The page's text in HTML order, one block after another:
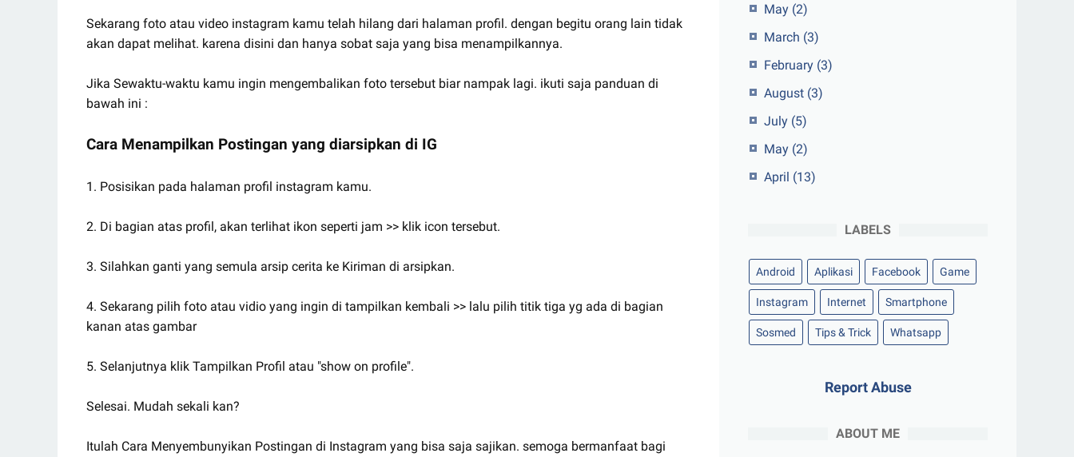
Sekarang foto atau video instagram kamu telah hilang dari halaman profil. dengan begitu orang lain tidak
akan dapat melihat. karena disini dan hanya sobat saja yang bisa menampilkannya.
Jika Sewaktu-waktu kamu ingin mengembalikan foto tersebut biar nampak lagi. ikuti saja panduan di
bawah ini :
Cara Menampilkan Postingan yang diarsipkan di IG
1. Posisikan pada halaman profil instagram kamu.
2. Di bagian atas profil, akan terlihat ikon seperti jam >> klik icon tersebut.
3. Silahkan ganti yang semula arsip cerita ke Kiriman di arsipkan.
4. Sekarang pilih foto atau vidio yang ingin di tampilkan kembali >> lalu pilih titik tiga yg ada di bagian
kanan atas gambar
5. Selanjutnya klik Tampilkan Profil atau "show on profile".
Selesai. Mudah sekali kan?
Itulah Cara Menyembunyikan Postingan di Instagram yang bisa saja sajikan. semoga bermanfaat bagi
May (2)
March (3)
February (3)
August (3)
July (5)
May (2)
April (13)
LABELS
Android Aplikasi Facebook Game
Instagram Internet Smartphone
Sosmed Tips & Trick Whatsapp
Report Abuse
ABOUT ME